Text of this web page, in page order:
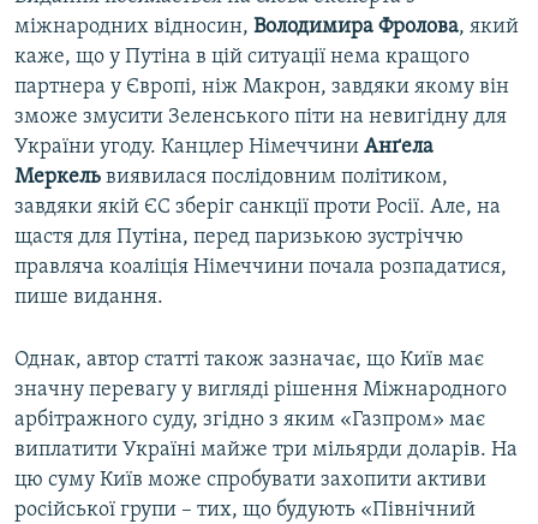
міжнародних відносин, Володимира Фролова, який
каже, що у Путіна в цій ситуації нема кращого
партнера у Європі, ніж Макрон, завдяки якому він
зможе змусити Зеленського піти на невигідну для
України угоду. Канцлер Німеччини Анґела
Меркель виявилася послідовним політиком,
завдяки якій ЄС зберіг санкції проти Росії. Але, на
щастя для Путіна, перед паризькою зустріччю
правляча коаліція Німеччини почала розпадатися,
пише видання.
Однак, автор статті також зазначає, що Київ має
значну перевагу у вигляді рішення Міжнародного
арбітражного суду, згідно з яким «Газпром» має
виплатити Україні майже три мільярди доларів. На
цю суму Київ може спробувати захопити активи
російської групи – тих, що будують «Північний